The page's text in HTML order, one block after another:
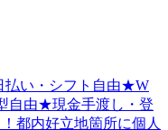
払い・シフト自由★W
自由★現金手渡し・登
都内好立地箇所に個人